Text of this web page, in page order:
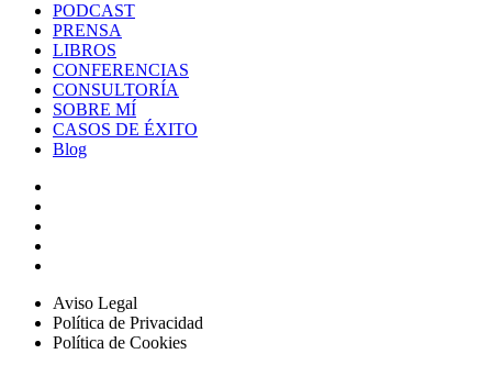
PODCAST
PRENSA
LIBROS
CONFERENCIAS
CONSULTORÍA
SOBRE MÍ
CASOS DE ÉXITO
Blog
Aviso Legal
Política de Privacidad
Política de Cookies